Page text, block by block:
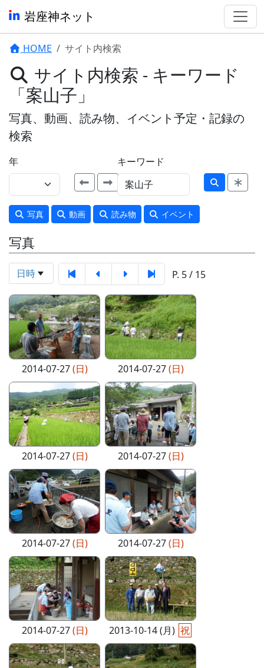
岩座神ネット
HOME サイト内検索
サイト内検索 - キーワード
「案山子」
写真、動画、読み物、イベント予定・記録の
検索
年 キーワード
写真 動画 読み物 イベント
写真
日時 P. 5 / 15
2014-07-27(日) 2014-07-27(日)
2014-07-27(日) 2014-07-27(日)
2014-07-27(日) 2014-07-27(日)
2014-07-27(日) 2013-10-14 (月) 祝